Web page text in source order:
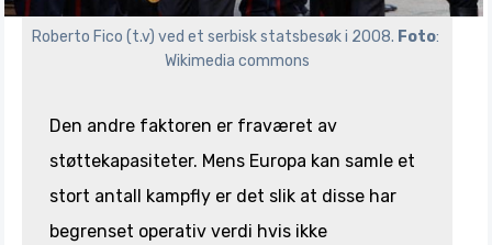
Roberto Fico (t.v) ved et serbisk statsbesøk i 2008. Foto:
Wikimedia commons
Den andre faktoren er fraværet av
støttekapasiteter. Mens Europa kan samle et
stort antall kampfly er det slik at disse har
begrenset operativ verdi hvis ikke